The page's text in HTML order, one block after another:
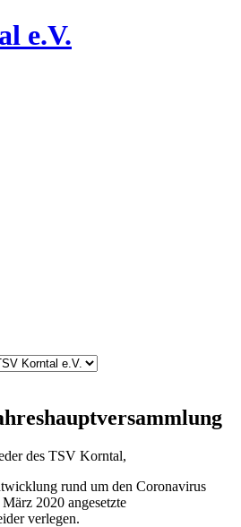
des TSV Korntal,
rund um den Coronavirus
2020 angesetzte
verlegen.